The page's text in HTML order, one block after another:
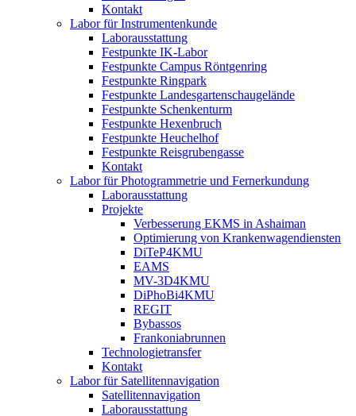
Kontakt
Labor für Instrumentenkunde
Laborausstattung
Festpunkte IK-Labor
Festpunkte Campus Röntgenring
Festpunkte Ringpark
Festpunkte Landesgartenschaugelände
Festpunkte Schenkenturm
Festpunkte Hexenbruch
Festpunkte Heuchelhof
Festpunkte Reisgrubengasse
Kontakt
Labor für Photogrammetrie und Fernerkundung
Laborausstattung
Projekte
Verbesserung EKMS in Ashaiman
Optimierung von Krankenwagendiensten
DiTeP4KMU
EAMS
MV-3D4KMU
DiPhoBi4KMU
REGIT
Bybassos
Frankoniabrunnen
Technologietransfer
Kontakt
Labor für Satellitennavigation
Satellitennavigation
Laborausstattung